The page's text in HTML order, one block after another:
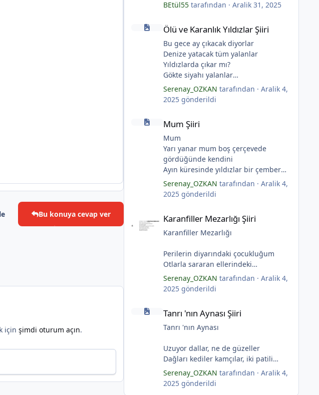
Bu konuya cevap ver
için şimdi oturum açın.
BEtül55tarafından · Aralik 31, 2025
Ölü ve Karanlık Yıldızlar Şiiri
Ölü ve Karanlık Yıldızlar Şiiri
Bu gece ay çıkacak diyorlar
Denize yatacak tüm yalanlar
Yıldızlarda çıkar mı?
Gökte siyahı yalanlar
Ölü ve karanlık yıldızlar
Ayı sarhoş etmişler
Ay kesilmiş kızıl, kızıl
(Serenay Özkan, Viata)
Serenay_OZKAN tarafından · Aralik 4,
2025gönderildi
Mum Şiiri
Mum Şiiri
Mum
Yarı yanar mum boş çerçevede
gördüğünde kendini
Ayın küresinde yıldızlar bir çember
yaratmış
Çocukların rüyalarını.
Gıcırdayan tahta evimizdeki mumlar
Bataklıkların çevirdiği ormanda
Fenerler bir başka yanarmış.
Duymayanlar duyarmış.
Aşıklar evlerinde ailelerini sayarmış.
Sular ateşi söndürür derler
Aşıklar evinde ateş yükselirmiş
Çerçeveler bir olur, sokaklar
Evler bir olur aşıklar evinde.
Çerçevelerdeki mumların ateşi
(Serenay Özkan)
Serenay_OZKAN tarafından · Aralik 4,
2025gönderildi
Karanfiller Mezarlığı Şiiri
Karanfiller Mezarlığı
Perilerin diyarındaki çocukluğum
Otlarla sararan ellerindeki
karanfillerde
Yarım kalan anneler
Pas tutan yüreklerle yeşil mezarlıkta
Tuzlu nehirdeki soğukluğum
Gözlerin koparıldığı aynalarda
Karanfiller mezarlığında.
(Serenay Özkan)
"Karanfiller Mezarlığı" adlı şiiri
Yaşama Uğraşı Fanzin'in 27. sayısında
Serenay_OZKAN tarafından · Aralik 4,
2025gönderildi
Tanrı 'nın Aynası Şiiri
Tanrı 'nın Aynası Şiiri
Tanrı 'nın Aynası
Uzuyor dallar, ne de güzeller
Dağları kediler kamçılar, iki patili
adımlar
Sonsuza kadar bahar
Kestane dallar efsunkār
Serenay_OZKAN tarafından · Aralik 4,
2025gönderildi